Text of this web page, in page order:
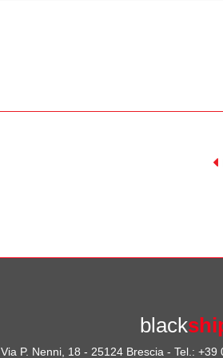
black
Via P. Nenni, 18 - 25124 Brescia - Tel.: